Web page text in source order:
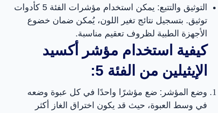
التوثيق والتتبع: يمكن استخدام مؤشرات الفئة 5 كأدوات
توثيق. بتسجيل نتائج تغير اللون، يُمكن ضمان خضوع
الأجهزة الطبية لظروف تعقيم مناسبة.
كيفية استخدام مؤشر أكسيد
الإيثيلين من الفئة 5:
وضع المؤشر: ضع مؤشرًا واحدًا في كل عبوة وضعه
في وسط العبوة، حيث قد يكون اختراق الغاز أكثر